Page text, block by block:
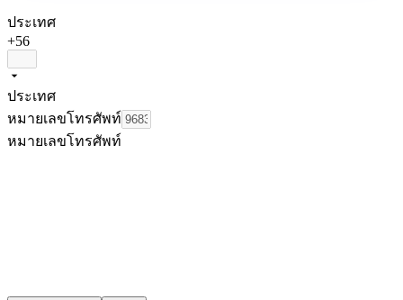
ประเทศ
+56
ประเทศ
หมายเลขโทรศัพท์
หมายเลขโทรศัพท์